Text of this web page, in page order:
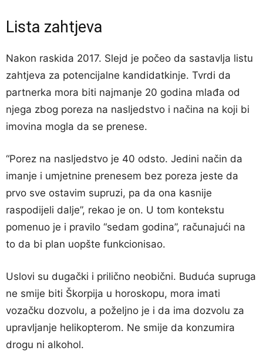
Lista zahtjeva
Nakon raskida 2017. Slejd je počeo da sastavlja listu
zahtjeva za potencijalne kandidatkinje. Tvrdi da
partnerka mora biti najmanje 20 godina mlađa od
njega zbog poreza na nasljedstvo i načina na koji bi
imovina mogla da se prenese.
“Porez na nasljedstvo je 40 odsto. Jedini način da
imanje i umjetnine prenesem bez poreza jeste da
prvo sve ostavim supruzi, pa da ona kasnije
raspodijeli dalje”, rekao je on. U tom kontekstu
pomenuo je i pravilo “sedam godina”, računajući na
to da bi plan uopšte funkcionisao.
Uslovi su dugački i prilično neobični. Buduća supruga
ne smije biti Škorpija u horoskopu, mora imati
vozačku dozvolu, a poželjno je i da ima dozvolu za
upravljanje helikopterom. Ne smije da konzumira
drogu ni alkohol.